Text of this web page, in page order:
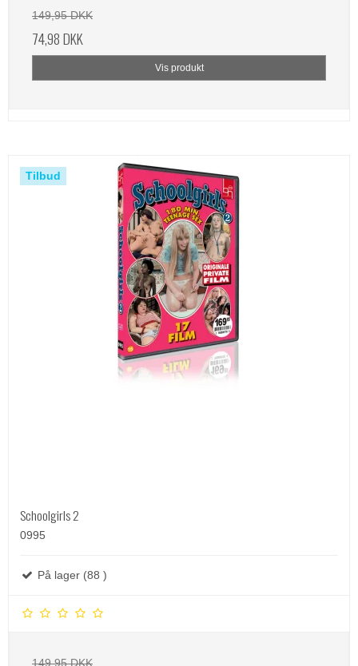
149,95 DKK
74,98 DKK
Vis produkt
Tilbud
Schoolgirls 2
0995
På lager (88 )
149,95 DKK